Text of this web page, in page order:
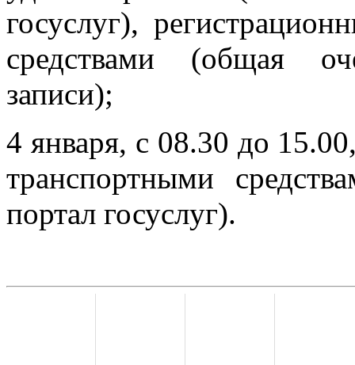
госуслуг),
средствами (общая
записи);
4 января, с 08.30 до
транспортными
портал госуслуг).